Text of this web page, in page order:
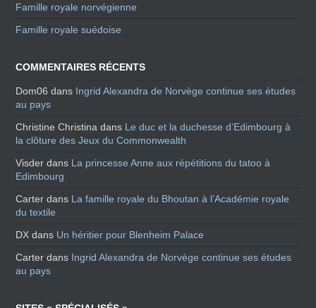
Famille royale norvégienne
Famille royale suédoise
COMMENTAIRES RÉCENTS
Dom06 dans Ingrid Alexandra de Norvège continue ses études
au pays
Christine Christina dans Le duc et la duchesse d’Edimbourg à
la clôture des Jeux du Commonwealth
Visder dans La princesse Anne aux répétitions du tatoo à
Edimbourg
Carter dans La famille royale du Bhoutan à l’Académie royale
du textile
DX dans Un héritier pour Blenheim Palace
Carter dans Ingrid Alexandra de Norvège continue ses études
au pays